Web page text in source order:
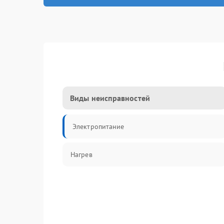
Виды неисправностей
Электропитание
Нагрев